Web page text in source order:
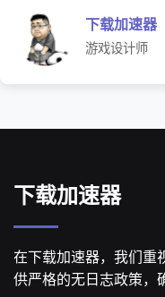
下载加速器
游戏设计师
下载加速器
在下载加速器，我们重
供严格的无日志政策，